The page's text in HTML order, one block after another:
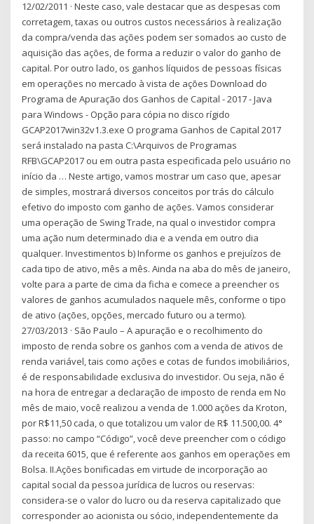
12/02/2011 · Neste caso, vale destacar que as despesas com
corretagem, taxas ou outros custos necessários à realização
da compra/venda das ações podem ser somados ao custo de
aquisição das ações, de forma a reduzir o valor do ganho de
capital. Por outro lado, os ganhos líquidos de pessoas físicas
em operações no mercado à vista de ações Download do
Programa de Apuração dos Ganhos de Capital - 2017 - Java
para Windows - Opção para cópia no disco rígido
GCAP2017win32v1.3.exe O programa Ganhos de Capital 2017
será instalado na pasta C:\Arquivos de Programas
RFB\GCAP2017 ou em outra pasta especificada pelo usuário no
início da … Neste artigo, vamos mostrar um caso que, apesar
de simples, mostrará diversos conceitos por trás do cálculo
efetivo do imposto com ganho de ações. Vamos considerar
uma operação de Swing Trade, na qual o investidor compra
uma ação num determinado dia e a venda em outro dia
qualquer. Investimentos b) Informe os ganhos e prejuízos de
cada tipo de ativo, mês a mês. Ainda na aba do mês de janeiro,
volte para a parte de cima da ficha e comece a preencher os
valores de ganhos acumulados naquele mês, conforme o tipo
de ativo (ações, opções, mercado futuro ou a termo).
27/03/2013 · São Paulo – A apuração e o recolhimento do
imposto de renda sobre os ganhos com a venda de ativos de
renda variável, tais como ações e cotas de fundos imobiliários,
é de responsabilidade exclusiva do investidor. Ou seja, não é
na hora de entregar a declaração de imposto de renda em No
mês de maio, você realizou a venda de 1.000 ações da Kroton,
por R$11,50 cada, o que totalizou um valor de R$ 11.500,00. 4°
passo: no campo “Código”, você deve preencher com o código
da receita 6015, que é referente aos ganhos em operações em
Bolsa. II.Ações bonificadas em virtude de incorporação ao
capital social da pessoa jurídica de lucros ou reservas:
considera-se o valor do lucro ou da reserva capitalizado que
corresponder ao acionista ou sócio, independentemente da